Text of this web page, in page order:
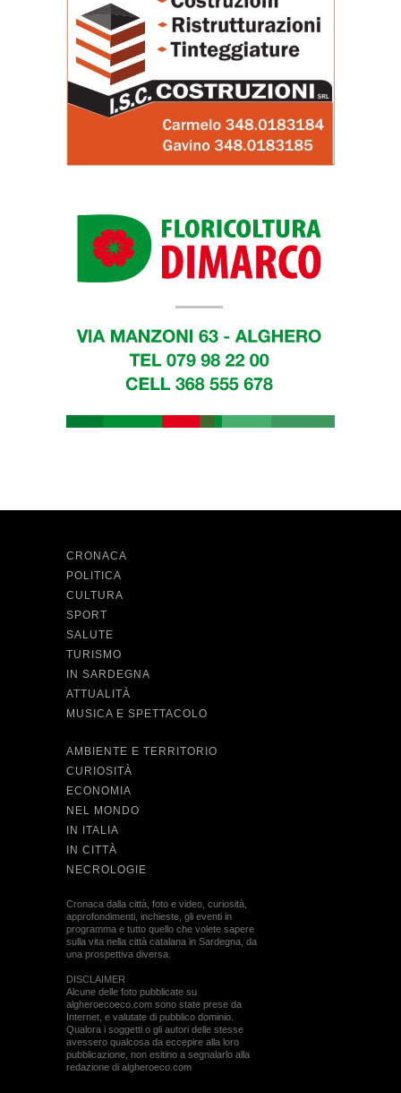
CRONACA
POLITICA
CULTURA
SPORT
SALUTE
TURISMO
IN SARDEGNA
ATTUALITÀ
MUSICA E SPETTACOLO
AMBIENTE E TERRITORIO
CURIOSITÀ
ECONOMIA
NEL MONDO
IN ITALIA
IN CITTÀ
NECROLOGIE
Cronaca dalla città, foto e video, curiosità,
approfondimenti, inchieste, gli eventi in
programma e tutto quello che volete sapere
sulla vita nella città catalana in Sardegna, da
una prospettiva diversa.
DISCLAIMER
Alcune delle foto pubblicate su
algheroecoeco.com sono state prese da
Internet, e valutate di pubblico dominio.
Qualora i soggetti o gli autori delle stesse
avessero qualcosa da eccepire alla loro
pubblicazione, non esitino a segnalarlo alla
redazione di algheroeco.com